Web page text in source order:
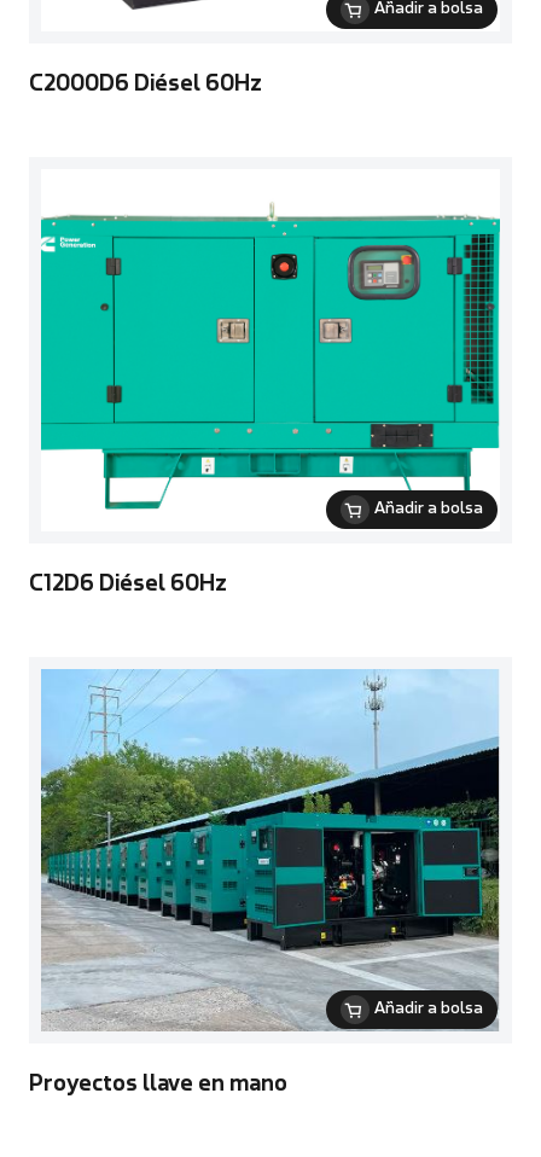
Añadir a bolsa
C2000D6 Diésel 60Hz
Añadir a bolsa
C12D6 Diésel 60Hz
Añadir a bolsa
Proyectos llave en mano